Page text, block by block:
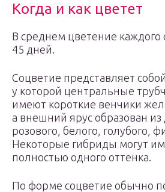
Когда и как цветет
В среднем цветение каждого
45 дней.
Соцветие представляет
у которой центральные
имеют короткие венчики
а внешний ярус образован
розового, белого, голубого,
Некоторые гибриды могут
полностью одного оттенка.
По форме соцветие обычно